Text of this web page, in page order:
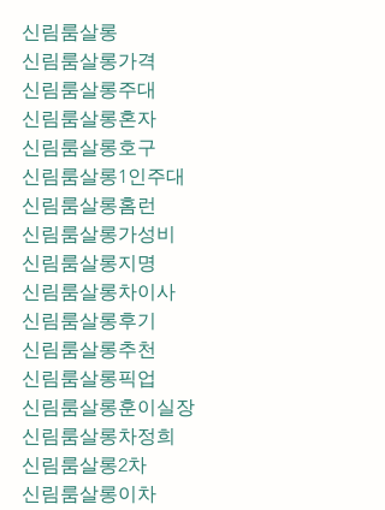
신림룸살롱
신림룸살롱가격
신림룸살롱주대
신림룸살롱혼자
신림룸살롱호구
신림룸살롱1인주대
신림룸살롱홈런
신림룸살롱가성비
신림룸살롱지명
신림룸살롱차이사
신림룸살롱후기
신림룸살롱추천
신림룸살롱훈이실장
신림룸살롱차정희
신림룸살롱2차
신림룸살롱이차